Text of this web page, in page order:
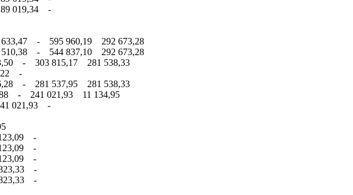
019,34 -
- 595 960,19 292 673,28
- 544 837,10 292 673,28
- 303 815,17 281 538,33
-
- 281 537,95 281 538,33
- 241 021,93 11 134,95
021,93 -
-
-
-
-
-